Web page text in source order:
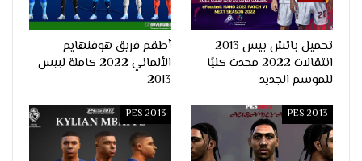
تحميل باتش بيس 2013
انتقالات 2022 محدث كليًا
للموسم الجديد
أطقم فريق هوفنهايم
الألماني 2022 كاملة لبيس
2013
PES 2013
PES 2013